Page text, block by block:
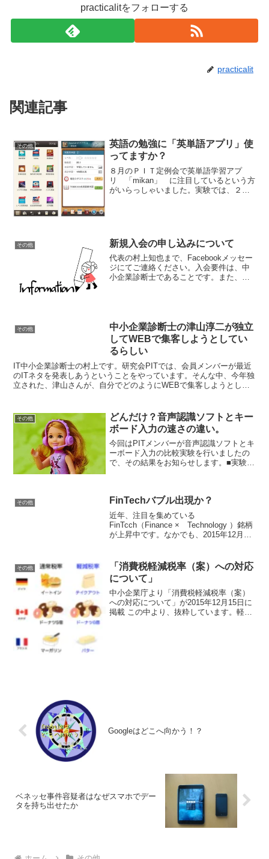
practicalitをフォローする
practicalit
関連記事
その他
英語の勉強に「英単語アプリ」使
ってますか？
８月のＰＩＴ定例会で英単語学習アプ
リ 「mikan」 に注目しているという方
がいらっしゃいました。実験では、２日
その他 新規入会の申し込みについて
代表の村上知也まで、Facebookメッセー
ジにてご連絡ください。入会要件は、中
小企業診断士であることです。また、情
その他
中小企業診断士の津山淳二が独立
してWEBで集客しようとしてい
るらしい
IT中小企業診断士の村上です。研究会PITでは、会員メンバーが最近
のITネタを発表しあうということをやっています。そんな中、今年独
立された、津山さんが、自分でどのようにWEBで集客しようとして
その他
どんだけ？音声認識ソフトとキー
ボード入力の速さの違い。
今回はPITメンバーが音声認識ソフトとキ
ーボード入力の比較実験を行いましたの
で、その結果をお知らせします。■実験内
を比較。・音声認識...
その他 FinTechバブル出現か？
近年、注目を集めている
FinTcch（Finance × Technology ）銘柄
が上昇中です。なかでも、2015年12月16
ン」の実証実験環境「mijinクラ...
その他
「消費税軽減税率（案）への対応
について」
中小企業庁より「消費税軽減税率（案）
への対応について」が2015年12月15日に
掲載 この中より、抜粋しています。軽減
Googleはどこへ向かう！？
ベネッセ事件容疑者はなぜスマホでデー
タを持ち出せたか